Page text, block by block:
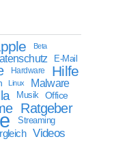
Beta
E-Mail
Hardware Hilfe
Linux Malware
Musik Office
Ratgeber
Streaming
Videos